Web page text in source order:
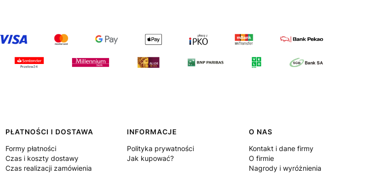
PŁATNOŚCI I DOSTAWA
Formy płatności
Czas i koszty dostawy
Czas realizacji zamówienia
INFORMACJE
Polityka prywatności
Jak kupować?
O NAS
Kontakt i dane firmy
O firmie
Nagrody i wyróżnienia